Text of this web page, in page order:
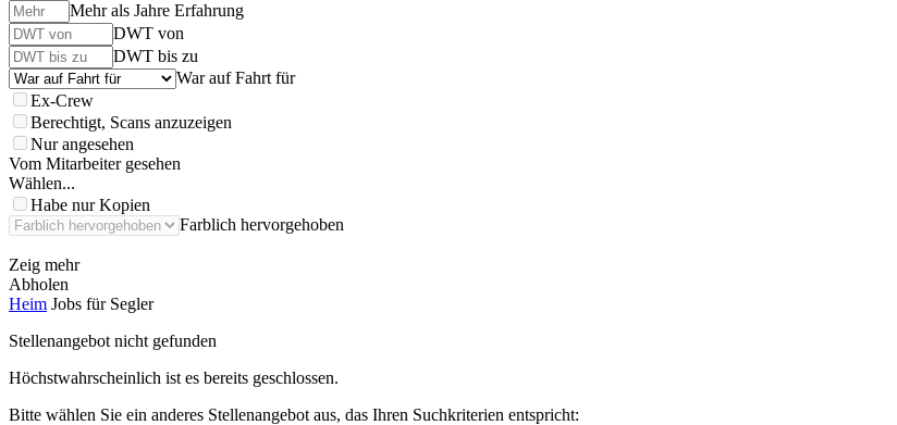
Mehr als Jahre Erfahrung
DWT von
DWT bis zu
War auf Fahrt für
Ex-Crew
Berechtigt, Scans anzuzeigen
Nur angesehen
Vom Mitarbeiter gesehen
Wählen...
Habe nur Kopien
Farblich hervorgehoben
Zeig mehr
Abholen
Heim Jobs für Segler
Stellenangebot nicht gefunden
Höchstwahrscheinlich ist es bereits geschlossen.
Bitte wählen Sie ein anderes Stellenangebot aus, das Ihren Suchkriterien entspricht: